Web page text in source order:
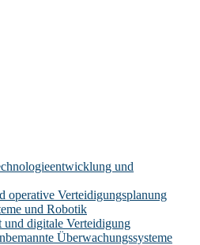
und
operative Verteidigungsplanung
und Robotik
und digitale Verteidigung
Überwachungssysteme